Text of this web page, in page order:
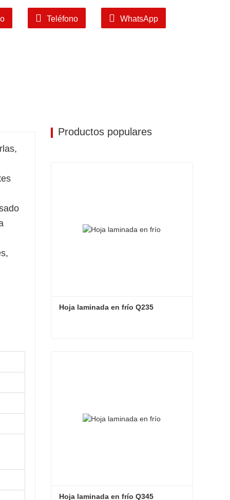
Teléfono WhatsApp
Productos populares
Hoja laminada en frío Q235
Hoja laminada en frío Q345